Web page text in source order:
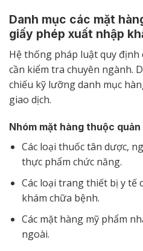
Danh mục các mặt
giấy phép xuất nhập
Hệ thống pháp luật quy định
cần kiểm tra chuyên ngành.
chiếu kỹ lưỡng danh mục
giao dịch.
Nhóm mặt hàng thuộc
Các loại thuốc tân dược,
thực phẩm chức năng.
Các loại trang thiết bị y tế
khám chữa bệnh.
Các mặt hàng mỹ phẩm
ngoài.